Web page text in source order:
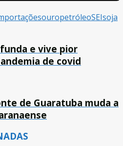
ouropetróleoSEIsoja
e vive pior
de covid
de Guaratuba muda a